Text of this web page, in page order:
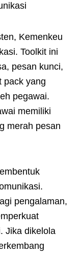
Kemenkeu
Toolkit ini
pesan kunci,
pack yang
pegawai.
memiliki
merah pesan
pengalaman,
Jika dikelola